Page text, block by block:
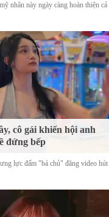
nhân này ngày càng hoàn thiện cả
cô gái khiến hội anh
đứng bếp
lực đấm "bá chủ" đăng video hút